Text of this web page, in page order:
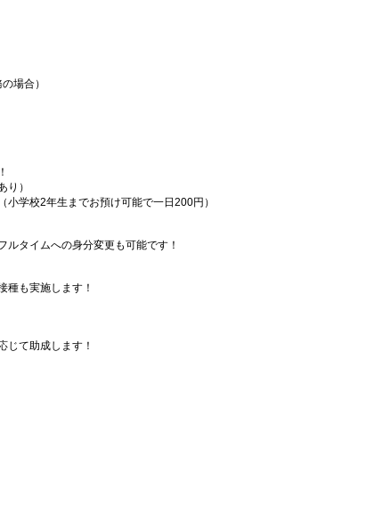
場合）
）
学校2年生までお預け可能で一日200円）
タイムへの身分変更も可能です！
も実施します！
て助成します！